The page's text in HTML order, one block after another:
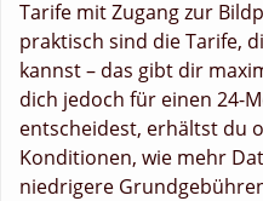
Tarife mit Zugang zur
praktisch sind die Tarife,
kannst – das gibt dir
dich jedoch für einen 24-
entscheidest, erhältst du
Konditionen, wie mehr
niedrigere